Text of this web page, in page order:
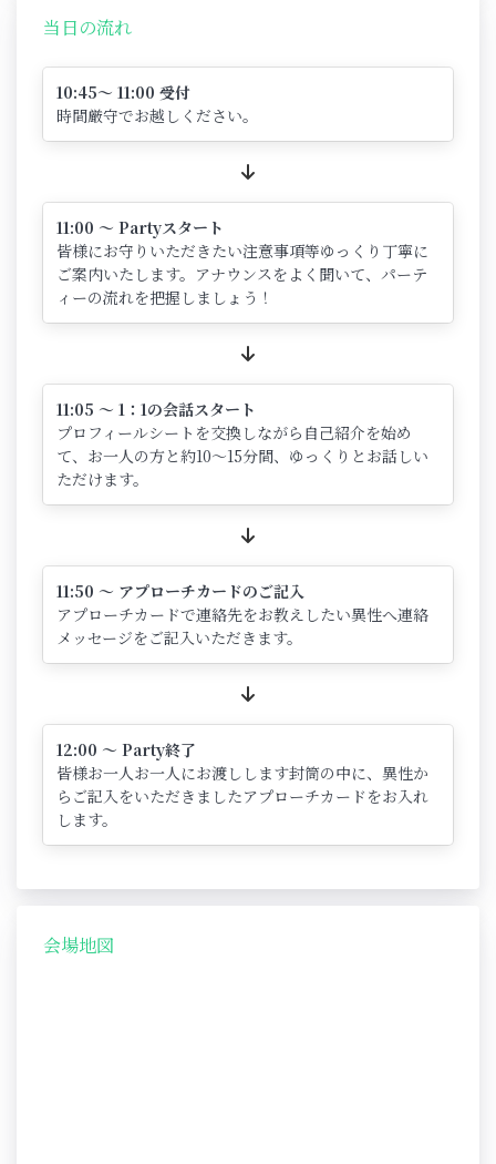
当日の流れ
10:45～ 11:00 受付
時間厳守でお越しください。
11:00 ～ Partyスタート
皆様にお守りいただきたい注意事項等ゆっくり丁寧に
ご案内いたします。アナウンスをよく聞いて、パーテ
ィーの流れを把握しましょう！
11:05 ～ 1：1の会話スタート
プロフィールシートを交換しながら自己紹介を始め
て、お一人の方と約10～15分間、ゆっくりとお話しい
ただけます。
11:50 ～ アプローチカードのご記入
アプローチカードで連絡先をお教えしたい異性へ連絡
メッセージをご記入いただきます。
12:00 ～ Party終了
皆様お一人お一人にお渡しします封筒の中に、異性か
らご記入をいただきましたアプローチカードをお入れ
します。
会場地図